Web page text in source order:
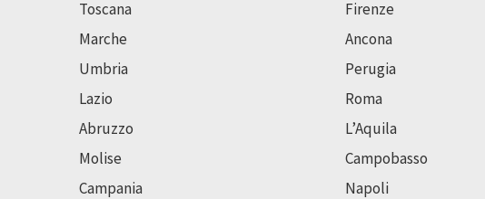
Toscana
Marche
Umbria
Lazio
Abruzzo
Molise
Campania
Firenze
Ancona
Perugia
Roma
L’Aquila
Campobasso
Napoli